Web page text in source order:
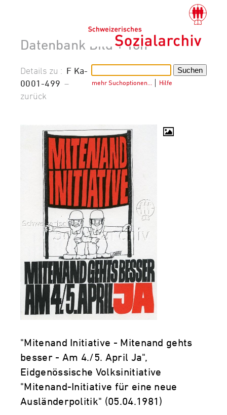
Datenbank Bild + Ton
mehr Suchoptionen… Hilfe
Details zu : F Ka-
0001-499 –
zurück
"Mitenand Initiative - Mitenand gehts
besser - Am 4./5. April Ja",
Eidgenössische Volksinitiative
"Mitenand-Initiative für eine neue
Ausländerpolitik" (05.04.1981)